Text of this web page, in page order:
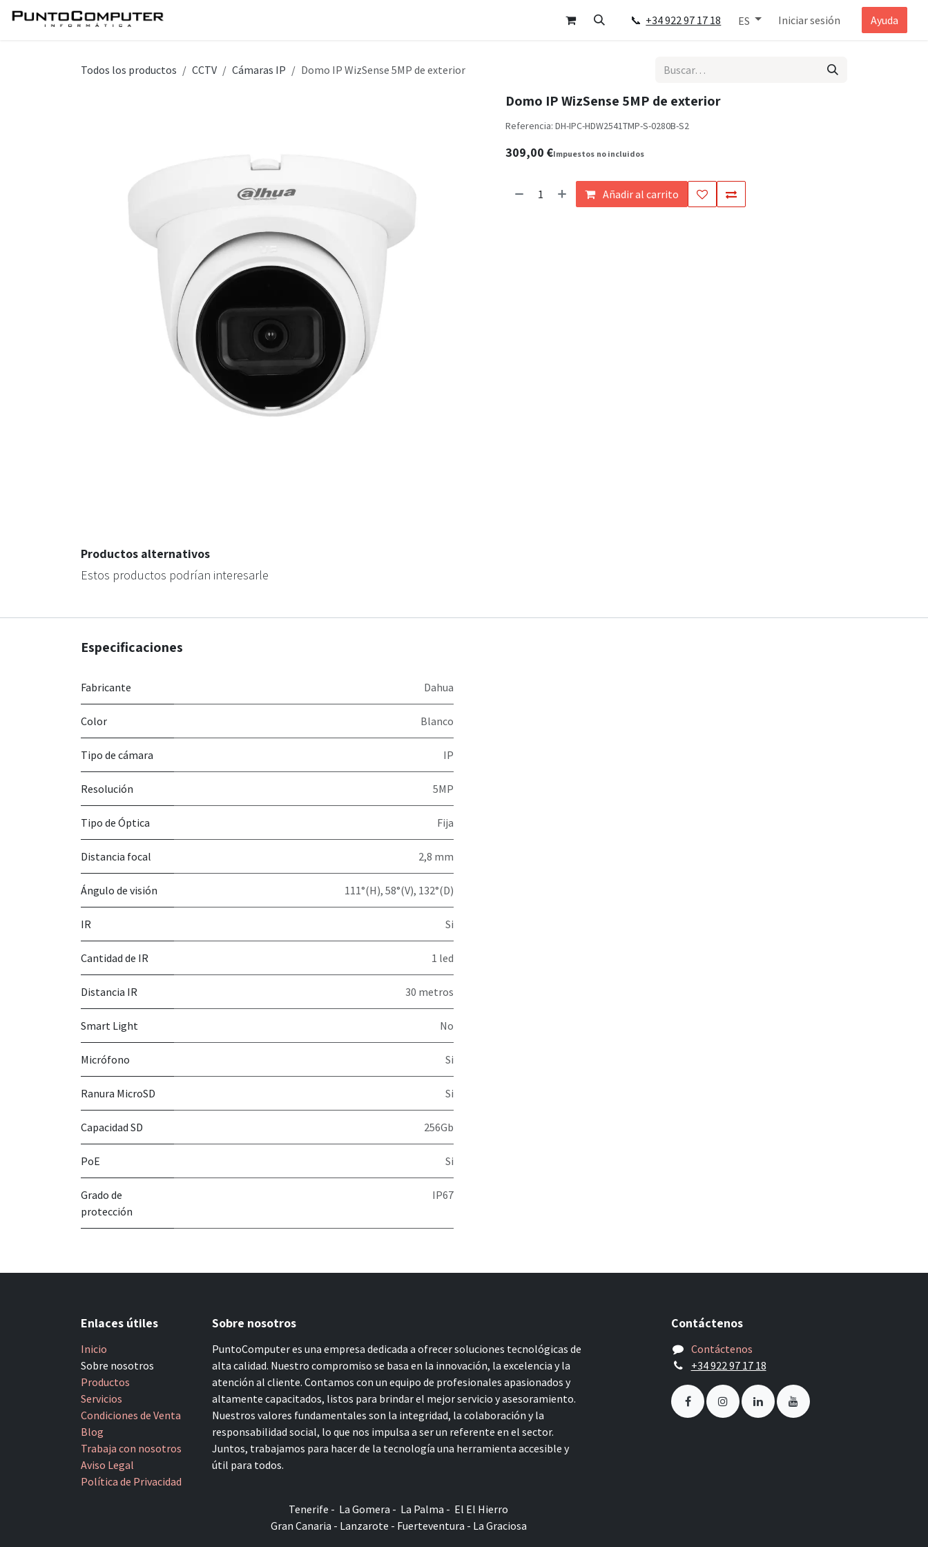
Ir al contenido
📞 +34 922 97 17 18 ES Iniciar sesión Ayuda
Todos los productos CCTV Cámaras IP Domo IP WizSense 5MP de exterior
Domo IP WizSense 5MP de exterior
Referencia: DH-IPC-HDW2541TMP-S-0280B-S2
309,00 €Impuestos no incluidos
Añadir al carrito
Productos alternativos
Estos productos podrían interesarle
Especificaciones
Fabricante Dahua
Color Blanco
Tipo de cámara IP
Resolución 5MP
Tipo de Óptica Fija
Distancia focal 2,8 mm
Ángulo de visión 111°(H), 58°(V), 132°(D)
IR Si
Cantidad de IR 1 led
Distancia IR 30 metros
Smart Light No
Micrófono Si
Ranura MicroSD Si
Capacidad SD 256Gb
PoE Si
Grado de
protección
IP67
Enlaces útiles
Inicio
Sobre nosotros
Productos
Servicios
Condiciones de Venta
Blog
Trabaja con nosotros
Aviso Legal
Política de Privacidad
Sobre nosotros
PuntoComputer es una empresa dedicada a ofrecer soluciones tecnológicas de
alta calidad. Nuestro compromiso se basa en la innovación, la excelencia y la
atención al cliente. Contamos con un equipo de profesionales apasionados y
altamente capacitados, listos para brindar el mejor servicio y asesoramiento.
Nuestros valores fundamentales son la integridad, la colaboración y la
responsabilidad social, lo que nos impulsa a ser un referente en el sector.
Juntos, trabajamos para hacer de la tecnología una herramienta accesible y
útil para todos.
Tenerife - La Gomera - La Palma - El El Hierro
Gran Canaria - Lanzarote - Fuerteventura - La Graciosa
Contáctenos
Contáctenos
+34 922 97 17 18